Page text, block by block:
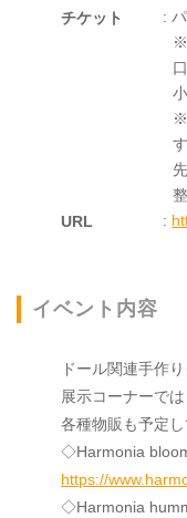
チケット
:
※
※
す
URL
:
イベント内容
ドール関連手作
展示コーナーで
各種物販も予定
◇Harmonia
https://
◇Harmonia